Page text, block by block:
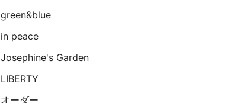
green&blue
in peace
Josephine's Garden
LIBERTY
オーダー